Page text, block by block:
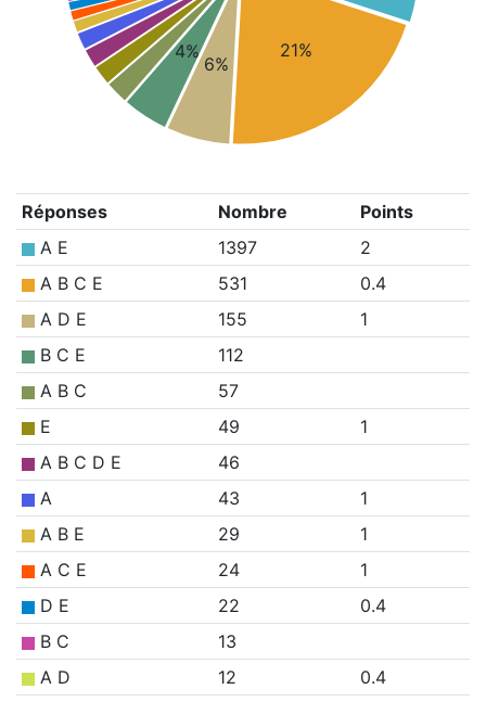
21%
6%
4%
Réponses Nombre
Points
A E
1397
2
A B C E
531
0.4
A D E
155
1
B C E
112
A B C
57
E
49
1
A B C D E
46
A
43
1
A B E
29
1
A C E
24
1
D E
22
0.4
B C
13
A D
12
0.4